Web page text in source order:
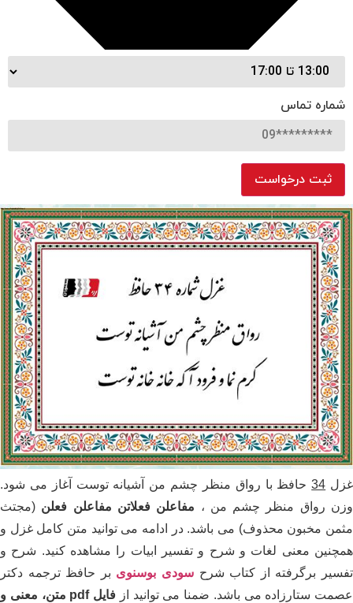
شماره تماس
ثبت درخواست
34حافظ با رواق منظر چشم من آشیانه توست آغاز می شود.
رواق منظر چشم من ،مفاعلن فعلاتن مفاعلن فعلن(مجتث
مخبون محذوف) می باشد. در ادامه می توانید متن کامل غزل و
معنی لغات و شرح و تفسیر ابیات را مشاهده کنید. شرح و
برگرفته از کتاب شرحسودی بوسنویبر حافظ ترجمه دکتر
ستارزاده می باشد. ضمنا می توانید از
فایل pdf متن، معنی و